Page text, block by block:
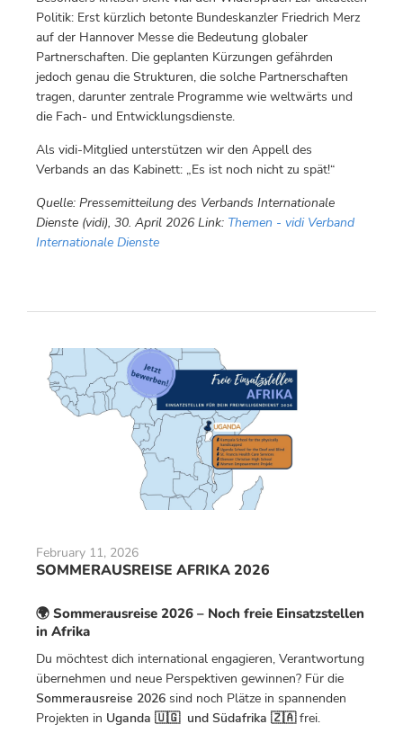
Politik: Erst kürzlich betonte Bundeskanzler Friedrich Merz
auf der Hannover Messe die Bedeutung globaler
Partnerschaften. Die geplanten Kürzungen gefährden
jedoch genau die Strukturen, die solche Partnerschaften
tragen, darunter zentrale Programme wie weltwärts und
die Fach- und Entwicklungsdienste.
Als vidi-Mitglied unterstützen wir den Appell des
Verbands an das Kabinett: „Es ist noch nicht zu spät!“
Quelle: Pressemitteilung des Verbands Internationale
Dienste (vidi), 30. April 2026 Link: Themen - vidi Verband
Internationale Dienste
February 11, 2026
SOMMERAUSREISE AFRIKA 2026
🌍 Sommerausreise 2026 – Noch freie Einsatzstellen
in Afrika
Du möchtest dich international engagieren, Verantwortung
übernehmen und neue Perspektiven gewinnen? Für die
Sommerausreise 2026 sind noch Plätze in spannenden
Projekten in Uganda 🇺🇬 und Südafrika 🇿🇦frei.